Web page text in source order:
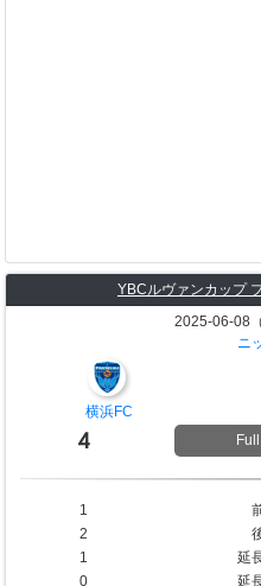
YBCルヴァンカップ
2025-06-08（
ニ
横浜FC
4
1
2
1
延
0
延